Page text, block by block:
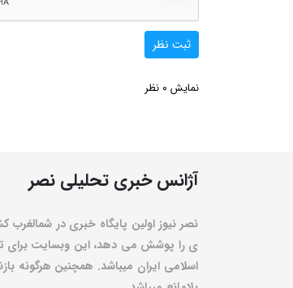
ثبت نظر
نمایش 0 نظر
آژانس خبری تحلیلی نصر
نصر نیوز اولین پایگاه خبری در
ی را پوشش می دهد، این وبسایت برای
اسلامی ایران میباشد. همچنین هرگونه